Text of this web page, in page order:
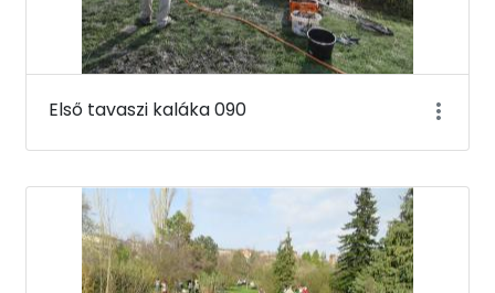
Első tavaszi kaláka 090